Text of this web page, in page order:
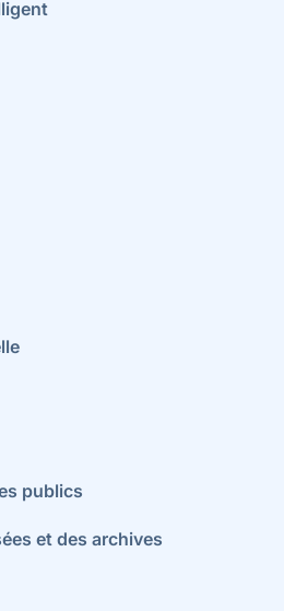
publics
et des archives